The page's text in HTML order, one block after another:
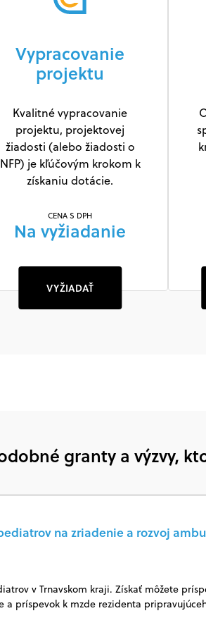
Vypracovanie
projektu
Kvalitné vypracovanie
projektu, projektovej
žiadosti (alebo žiadosti o
NFP) je kľúčovým krokom k
získaniu dotácie.
CENA S DPH
Na vyžiadanie
VYŽIADAŤ
granty a výzvy,
na zriadenie a rozvoj
v Trnavskom kraji. Získať môžete
príspevok k mzde rezidenta